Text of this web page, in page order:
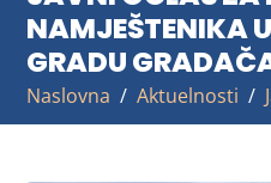
NAMJEŠTENIKA
GRADU
Naslovna Aktuelnosti